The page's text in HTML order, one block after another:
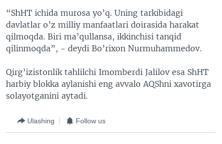
“ShHT ichida murosa yo’q. Uning tarkibidagi
davlatlar o’z milliy manfaatlari doirasida harakat
qilmoqda. Biri ma’qullansa, ikkinchisi tanqid
qilinmoqda”, - deydi Bo’rixon Nurmuhammedov.
Qirg’izistonlik tahlilchi Imomberdi Jalilov esa ShHT
harbiy blokka aylanishi eng avvalo AQShni xavotirga
solayotganini aytadi.
Ulashing Follow us